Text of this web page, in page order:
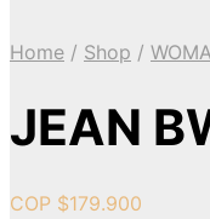
Home / Shop /
JEAN
COP $179.900